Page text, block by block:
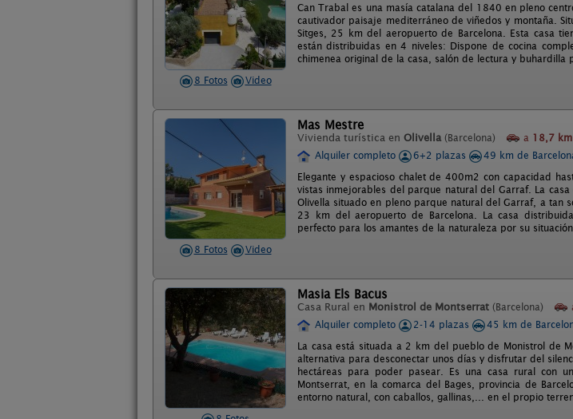
8 Fotos Video
Can Trabal es una masía catalana del 1840 en pleno
cautivador paisaje mediterráneo de viñedos y montaña.
Sitges, 25 km del aeropuerto de Barcelona. Esta casa
están distribuidas en 4 niveles: Dispone de cocina
chimenea original de la casa, salón de lectura y buhardilla
8 Fotos Video
Mas Mestre
Vivienda turística en Olivella (Barcelona) a 18,7 km
Alquiler completo
6+2 plazas 49 km de
Elegante y espacioso chalet de 400m2 con capacidad
vistas inmejorables del parque natural del Garraf. La
Olivella situado en pleno parque natural del Garraf, a tan
23 km del aeropuerto de Barcelona. La casa
perfecto para los amantes de la naturaleza por su situación
Masia Els Bacus
Casa Rural en Monistrol de Montserrat (Barcelona)
Alquiler completo
2-14 plazas
45 km de
La casa está situada a 2 km del pueblo de Monistrol de
alternativa para desconectar unos días y disfrutar del
hectáreas para poder pasear. Es una casa rural con
Montserrat, en la comarca del Bages, provincia de
entorno natural, con caballos, gallinas,... en el propio